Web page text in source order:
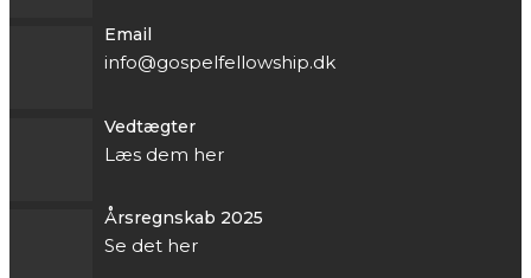
Email
info@gospelfellowship.dk
Vedtægter
Læs dem her
Årsregnskab 2025
Se det her